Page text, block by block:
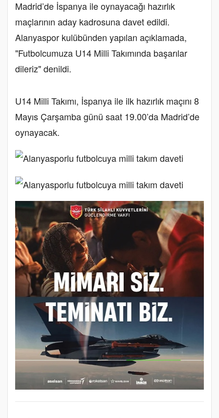
Madrid’de İspanya ile oynayacağı hazırlık
maçlarının aday kadrosuna davet edildi.
Alanyaspor kulübünden yapılan açıklamada,
"Futbolcumuza U14 Milli Takımında başarılar
dileriz" denildi.
U14 Milli Takımı, İspanya ile ilk hazırlık maçını 8
Mayıs Çarşamba günü saat 19.00’da Madrid’de
oynayacak.